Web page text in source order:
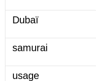
Dubaï
samurai
usage